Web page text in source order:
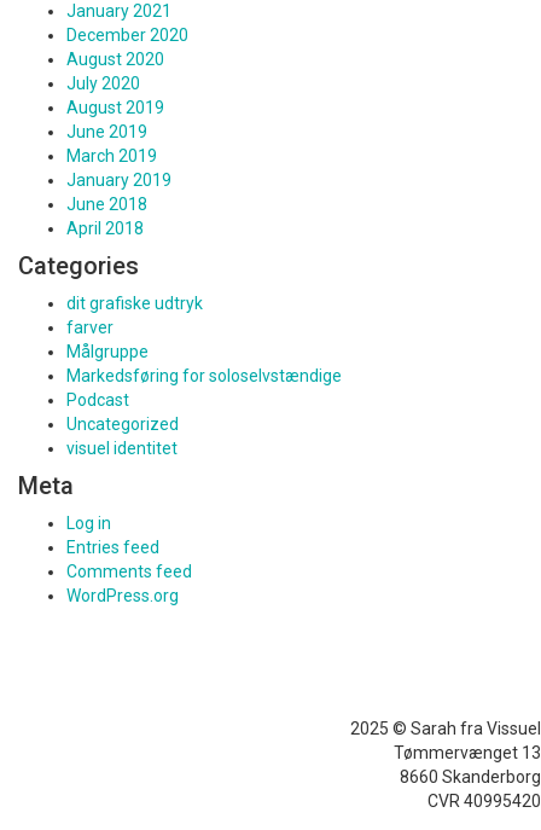
January 2021
December 2020
August 2020
July 2020
August 2019
June 2019
March 2019
January 2019
June 2018
April 2018
Categories
dit grafiske udtryk
farver
Målgruppe
Markedsføring for soloselvstændige
Podcast
Uncategorized
visuel identitet
Meta
Log in
Entries feed
Comments feed
WordPress.org
2025 © Sarah fra Vissuel
Tømmervænget 13
8660 Skanderborg
CVR 40995420